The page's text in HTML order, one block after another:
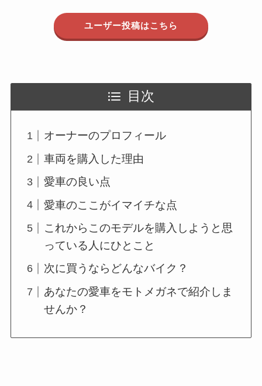
ユーザー投稿はこちら
目次
オーナーのプロフィール
車両を購入した理由
愛車の良い点
愛車のここがイマイチな点
これからこのモデルを購入しようと思
っている人にひとこと
次に買うならどんなバイク？
あなたの愛車をモトメガネで紹介しま
せんか？